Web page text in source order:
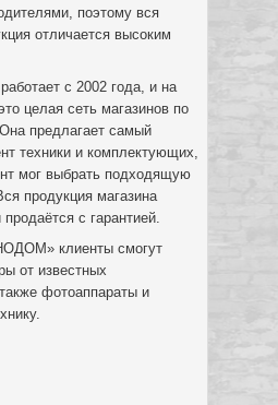
поэтому вся
отличается высоким
с 2002 года, и на
целая сеть магазинов по
предлагает самый
техники и комплектующих,
мог выбрать подходящую
продукция магазина
с гарантией.
клиенты смогут
от известных
фотоаппараты и